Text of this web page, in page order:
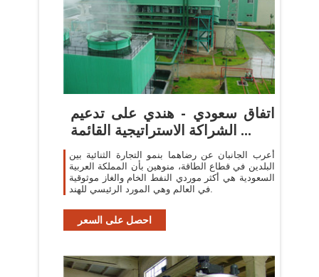
اتفاق سعودي - هندي على تدعيم
الشراكة الاستراتيجية القائمة ...
أعرب الجانبان عن رضاهما بنمو التجارة الثنائية بين
البلدين في قطاع الطاقة، منوهين بأن المملكة العربية
السعودية هي أكثر موردي النفط الخام والغاز موثوقية
في العالم وهي المورد الرئيسي للهند.
احصل على السعر